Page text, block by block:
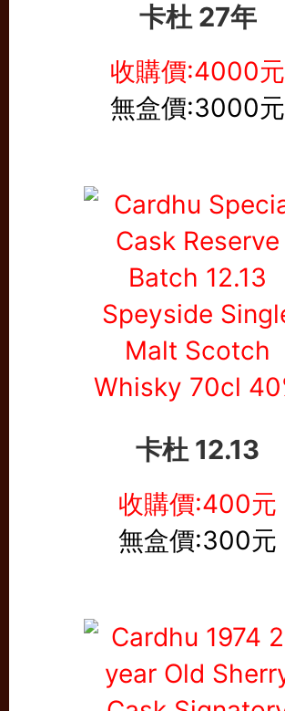
卡杜 27年
收購價:4000元
無盒價:3000元
卡杜 12.13
收購價:400元
無盒價:300元